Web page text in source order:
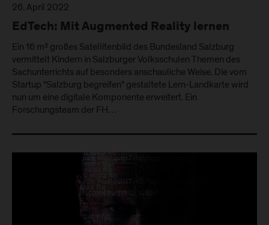
26. April 2022
EdTech: Mit Augmented Reality lernen
Ein 16 m² großes Satellitenbild des Bundesland Salzburg
vermittelt Kindern in Salzburger Volksschulen Themen des
Sachunterrichts auf besonders anschauliche Weise. Die vom
Startup "Salzburg begreifen" gestaltete Lern-Landkarte wird
nun um eine digitale Komponente erweitert. Ein
Forschungsteam der FH…